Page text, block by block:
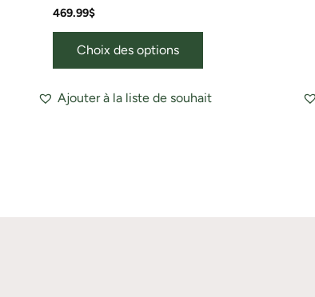
469.99$
Choix des options
Ajouter à la liste de souhait